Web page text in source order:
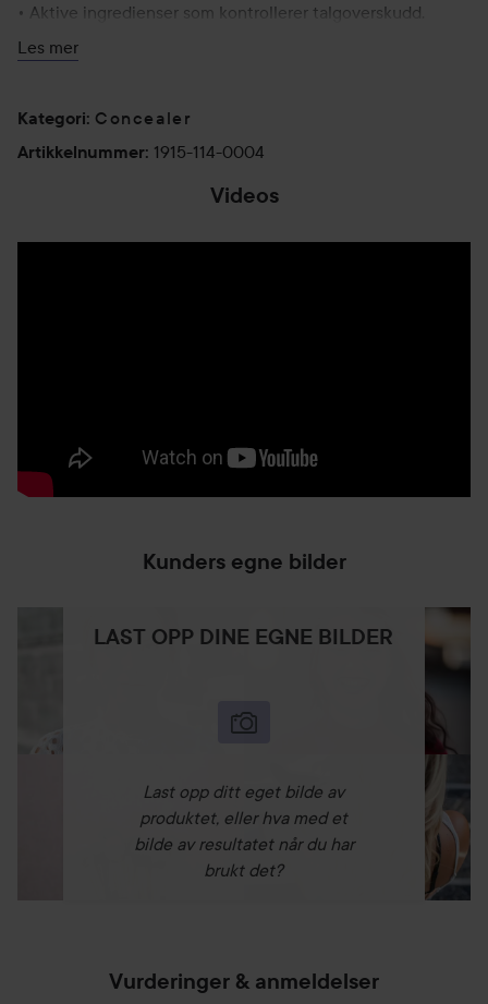
• Aktive ingredienser som kontrollerer talgoverskudd.
• Oljefritt, passer alle hudtyper. Fargen kan bygges på
trinnvis.
• Bruk den sammen med concealerbørsten .
• 4g.
BLONDIE – Meget lys, passer alle undertoner
CARAMEL – Medium, passer alle undertoner
Les mer
Kategori: Concealer
Artikkelnummer: 1915-114-0004
Videos
Kunders egne bilder
LAST OPP DINE EGNE BILDER
Last opp ditt eget bilde av
produktet, eller hva med et
bilde av resultatet når du har
brukt det?
Vurderinger & anmeldelser